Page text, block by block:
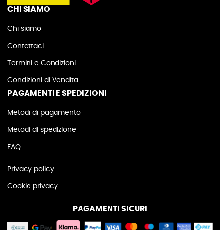
CHI SIAMO
Chi siamo
Contattaci
Termini e Condizioni
Condizioni di Vendita
PAGAMENTI E SPEDIZIONI
Metodi di pagamento
Metodi di spedizione
FAQ
Privacy policy
Cookie privacy
PAGAMENTI SICURI